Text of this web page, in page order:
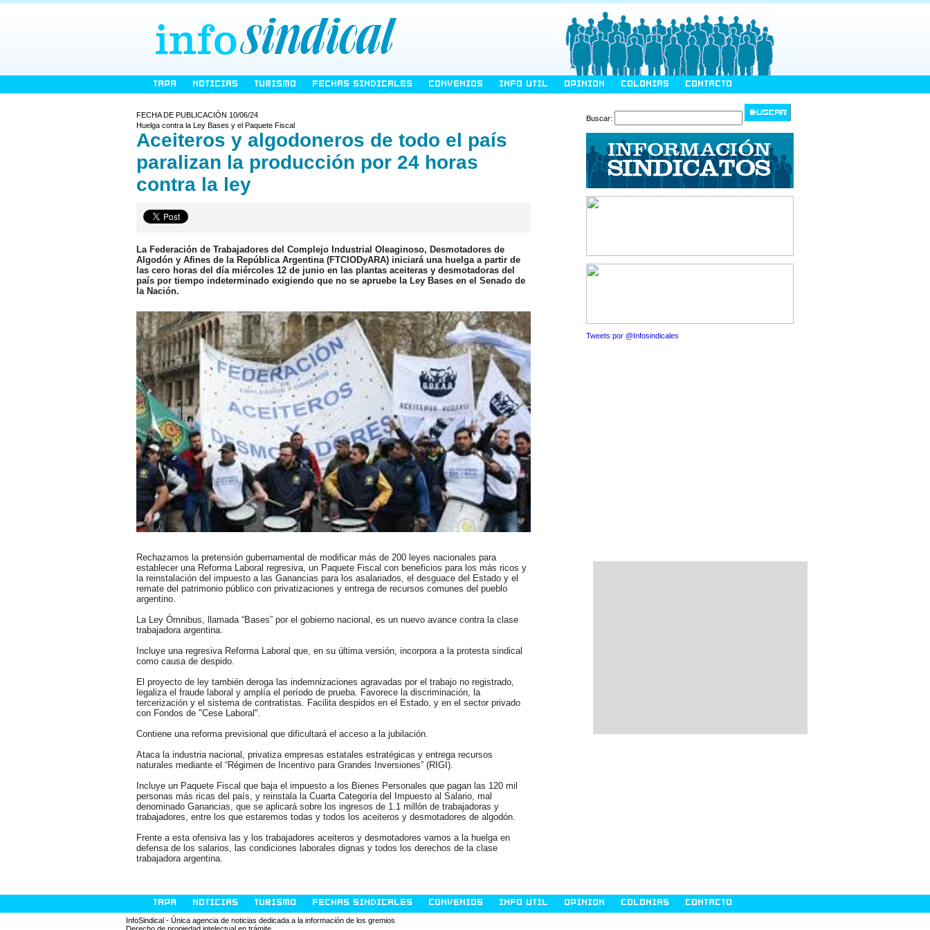
TAPA NOTICIAS TURISMO FECHAS SINDICALES CONVENIOS INFO UTIL OPINION COLONIAS CONTACTO
FECHA DE PUBLICACIÓN 10/06/24
Huelga contra la Ley Bases y el Paquete Fiscal
Aceiteros y algodoneros de todo el país
paralizan la producción por 24 horas
contra la ley
La Federación de Trabajadores del Complejo Industrial Oleaginoso, Desmotadores de
Algodón y Afines de la República Argentina (FTCIODyARA) iniciará una huelga a partir de
las cero horas del día miércoles 12 de junio en las plantas aceiteras y desmotadoras del
país por tiempo indeterminado exigiendo que no se apruebe la Ley Bases en el Senado de
la Nación.
Rechazamos la pretensión gubernamental de modificar más de 200 leyes nacionales para
establecer una Reforma Laboral regresiva, un Paquete Fiscal con beneficios para los más ricos y
la reinstalación del impuesto a las Ganancias para los asalariados, el desguace del Estado y el
remate del patrimonio público con privatizaciones y entrega de recursos comunes del pueblo
argentino.
La Ley Ómnibus, llamada “Bases” por el gobierno nacional, es un nuevo avance contra la clase
trabajadora argentina.
Incluye una regresiva Reforma Laboral que, en su última versión, incorpora a la protesta sindical
como causa de despido.
El proyecto de ley también deroga las indemnizaciones agravadas por el trabajo no registrado,
legaliza el fraude laboral y amplía el período de prueba. Favorece la discriminación, la
tercerización y el sistema de contratistas. Facilita despidos en el Estado, y en el sector privado
con Fondos de "Cese Laboral".
Contiene una reforma previsional que dificultará el acceso a la jubilación.
Ataca la industria nacional, privatiza empresas estatales estratégicas y entrega recursos
naturales mediante el “Régimen de Incentivo para Grandes Inversiones” (RIGI).
Incluye un Paquete Fiscal que baja el impuesto a los Bienes Personales que pagan las 120 mil
personas más ricas del país, y reinstala la Cuarta Categoría del Impuesto al Salario, mal
denominado Ganancias, que se aplicará sobre los ingresos de 1.1 millón de trabajadoras y
trabajadores, entre los que estaremos todas y todos los aceiteros y desmotadores de algodón.
Frente a esta ofensiva las y los trabajadores aceiteros y desmotadores vamos a la huelga en
defensa de los salarios, las condiciones laborales dignas y todos los derechos de la clase
trabajadora argentina.
Buscar:
Tweets por @Infosindicales
TAPA NOTICIAS TURISMO FECHAS SINDICALES CONVENIOS INFO UTIL OPINION COLONIAS CONTACTO
InfoSindical - Única agencia de noticias dedicada a la información de los gremios
Derecho de propiedad intelectual en trámite